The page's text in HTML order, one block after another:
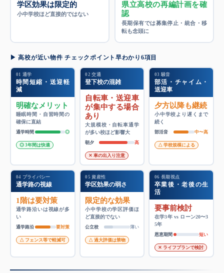
学区効果は限定的
小中学校ほど直接的ではない
県立高校の再編計画を確
認
長期保有では募集停止・統合・移
転も念頭に
▶ 高校が近い物件 チェックポイント早わかり6項目
01 通学
時間短縮・送迎軽
減
明確なメリット
睡眠時間・自習時間の
確保に直結
通学時間 ◎
◎ 3年間は快適
02 交通
登下校の混雑
自転車・送迎車
が集中する場合
あり
大規模校・自転車通学
が多い校ほど影響大
朝夕 高
✕ 車の出入り注意
03 騒音
部活・チャイム・
送迎車
夕方以降も継続
小中学校より遅くまで
続く
部活音 中〜高
△ 学校規模による
04 プライバシー
通学路の視線
1階は要対策
通学路沿いは視線が多
い
通学路沿 要対策
△ フェンス等で軽減可
05 資産性
学区効果の弱さ
限定的な効果
小中学校の学区評価ほ
ど直接的でない
公立校 薄い
△ 過大評価は禁物
06 長期視点
卒業後・老後の生
活
要事前検討
在学3年 vs ローン20〜3
5年
恩恵期間 短い
✕ ライフプランで検討